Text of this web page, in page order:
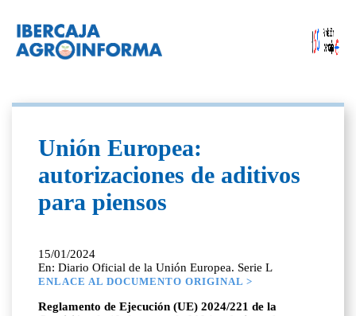
Unión Europea:
autorizaciones de aditivos
para piensos
15/01/2024
En: Diario Oficial de la Unión Europea. Serie L
ENLACE AL DOCUMENTO ORIGINAL >
Reglamento de Ejecución (UE) 2024/221 de la